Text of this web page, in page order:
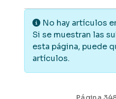
Información
No hay artículos
Si se muestran las
esta página, puede
artículos.